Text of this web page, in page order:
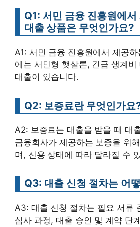
Q1: 서민 금융 진흥원에
대출 상품은 무엇인가요?
A1: 서민 금융 진흥원에서 제공
에는 서민형 햇살론, 긴급 생계비
대출이 있습니다.
Q2: 보증료란 무엇인가요
A2: 보증료는 대출을 받을 때 대
금융회사가 제공하는 보증을 위
며, 신용 상태에 따라 달라질 수
Q3: 대출 신청 절차는 어
A3: 대출 신청 절차는 필요 서류
심사 과정, 대출 승인 및 계약 단